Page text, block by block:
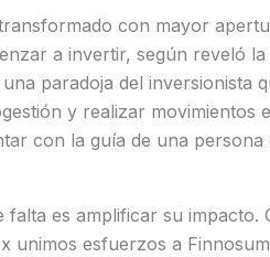
con mayor
a invertir, según reveló
paradoja del inversionista
y realizar movimientos
con la guía de una persona
es amplificar su impacto.
unimos esfuerzos a